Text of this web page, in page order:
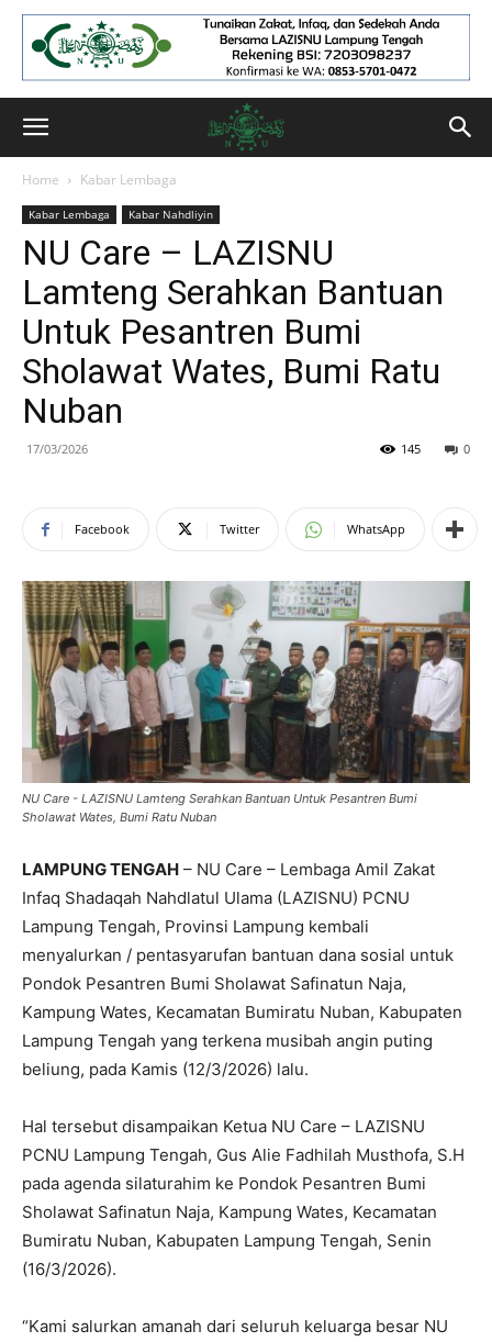
Home Kabar Lembaga
Kabar Lembaga Kabar Nahdliyin
NU Care – LAZISNU
Lamteng Serahkan Bantuan
Untuk Pesantren Bumi
Sholawat Wates, Bumi Ratu
Nuban
17/03/2026 0
145
Facebook Twitter WhatsApp
NU Care - LAZISNU Lamteng Serahkan Bantuan Untuk Pesantren Bumi
Sholawat Wates, Bumi Ratu Nuban
LAMPUNG TENGAH – NU Care – Lembaga Amil Zakat
Infaq Shadaqah Nahdlatul Ulama (LAZISNU) PCNU
Lampung Tengah, Provinsi Lampung kembali
menyalurkan / pentasyarufan bantuan dana sosial untuk
Pondok Pesantren Bumi Sholawat Safinatun Naja,
Kampung Wates, Kecamatan Bumiratu Nuban, Kabupaten
Lampung Tengah yang terkena musibah angin puting
beliung, pada Kamis (12/3/2026) lalu.
Hal tersebut disampaikan Ketua NU Care – LAZISNU
PCNU Lampung Tengah, Gus Alie Fadhilah Musthofa, S.H
pada agenda silaturahim ke Pondok Pesantren Bumi
Sholawat Safinatun Naja, Kampung Wates, Kecamatan
Bumiratu Nuban, Kabupaten Lampung Tengah, Senin
(16/3/2026).
“Kami salurkan amanah dari seluruh keluarga besar NU